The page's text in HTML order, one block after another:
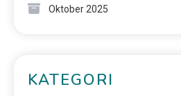
Oktober 2025
KATEGORI